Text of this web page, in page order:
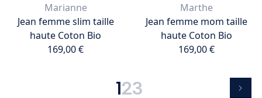
Marianne
Jean femme slim taille
haute Coton Bio
169,00 €
Marthe
Jean femme mom taille
haute Coton Bio
169,00 €
169,00 €
123